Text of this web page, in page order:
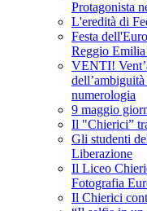
Protagonista
L'eredità di
Festa
Reggio
VENTI!
numerologia
9 maggio
Il "Chierici”
Gli studenti
Liberazione
Il Liceo
Fotografia
Il Chierici